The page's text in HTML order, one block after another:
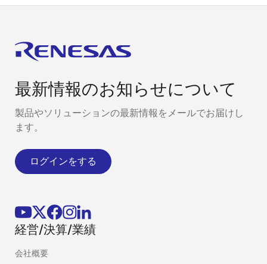
最新情報のお知らせについて
製品やソリューションの最新情報をメールでお届けし
ます。
ログインをする
経営/決算/業績
会社概要